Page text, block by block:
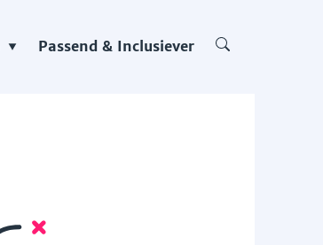
Passend & Inclusiever